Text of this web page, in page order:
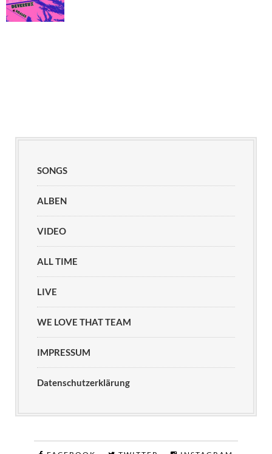
SONGS
ALBEN
VIDEO
ALL TIME
LIVE
WE LOVE THAT TEAM
IMPRESSUM
Datenschutzerklärung